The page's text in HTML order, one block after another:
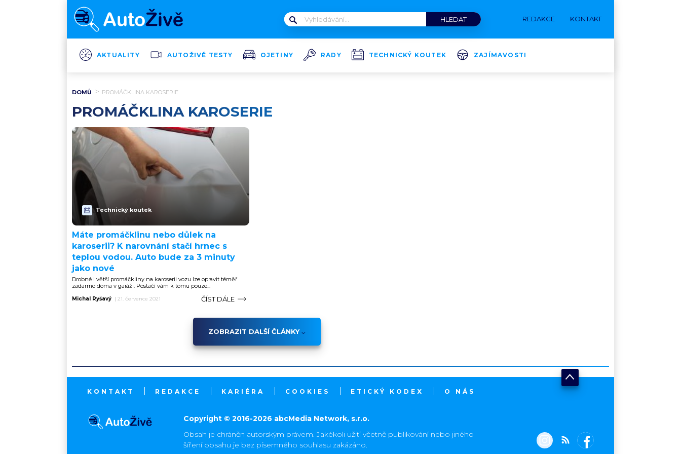
REDAKCE KONTAKT
AKTUALITY AUTOŽIVĚ TESTY OJETINY RADY TECHNICKÝ KOUTEK ZAJÍMAVOSTI
DOMŮ PROMÁČKLINA KAROSERIE
PROMÁČKLINA KAROSERIE
Technický koutek
Máte promáčklinu nebo důlek na
karoserii? K narovnání stačí hrnec s
teplou vodou. Auto bude za 3 minuty
jako nové
Drobné i větší promáčkliny na karoserii vozu lze opravit téměř
zadarmo doma v garáži. Postačí vám k tomu pouze...
Michal Ryšavý | 21. července 2021 ČÍST DÁLE
ZOBRAZIT DALŠÍ ČLÁNKY
KONTAKT REDAKCE KARIÉRA COOKIES ETICKÝ KODEX O NÁS
Copyright © 2016-2026 abcMedia Network, s.r.o.
Obsah je chráněn autorským právem. Jakékoli užití včetně publikování nebo jiného
šíření obsahu je bez písemného souhlasu zakázáno.